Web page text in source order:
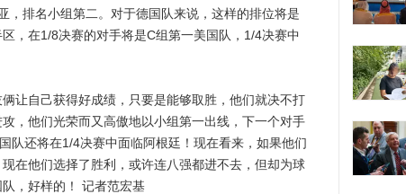
，排名小组第二。对于德国队来说，这样的排位将是
，在1/8决赛的对手将是C组第一美国队，1/4决赛中
自己获得好成绩，只要是能够取胜，他们就决不打
，他们光荣而又高傲地以小组第一出线，下一个对手
队还将在1/4决赛中面临阿根廷！现在看来，如果他们
在他们选择了胜利，或许连八强都进不去，但却为球
，好样的！ 记者范宏基